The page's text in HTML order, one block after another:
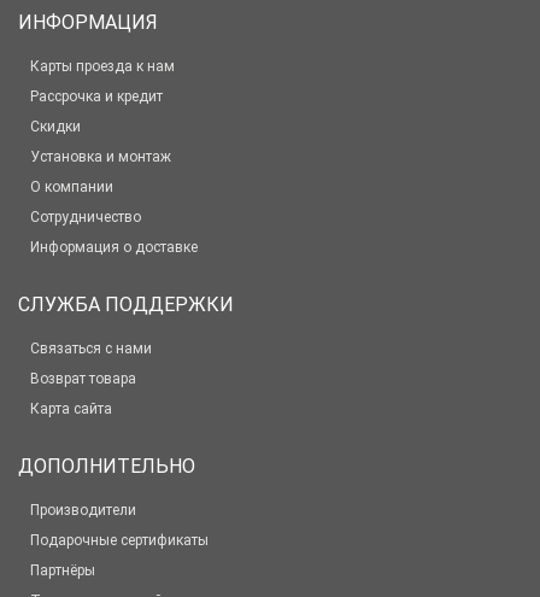
ИНФОРМАЦИЯ
Карты проезда к нам
Рассрочка и кредит
Скидки
Установка и монтаж
О компании
Сотрудничество
Информация о доставке
СЛУЖБА ПОДДЕРЖКИ
Связаться с нами
Возврат товара
Карта сайта
ДОПОЛНИТЕЛЬНО
Производители
Подарочные сертификаты
Партнёры